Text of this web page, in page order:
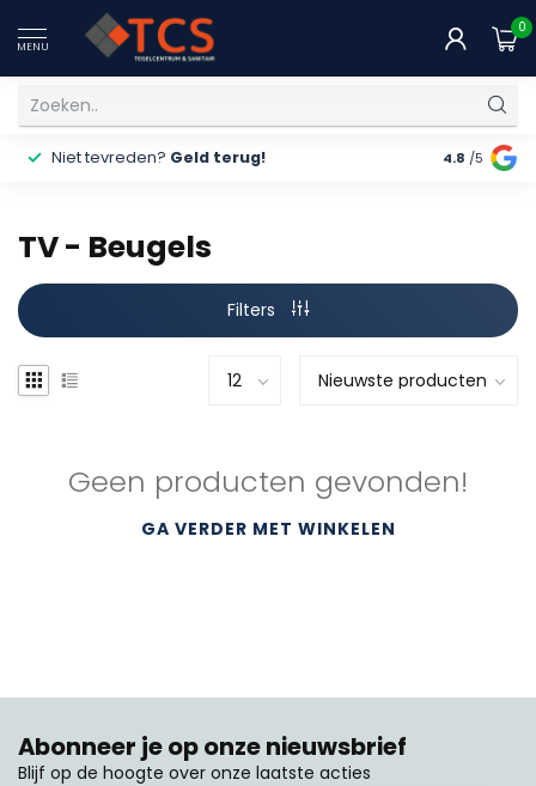
MENU
0
Niet tevreden? Geld terug! Gratis
4.8 /5
TV - Beugels
Filters
Geen producten gevonden!
GA VERDER MET WINKELEN
Abonneer je op onze nieuwsbrief
Blijf op de hoogte over onze laatste acties